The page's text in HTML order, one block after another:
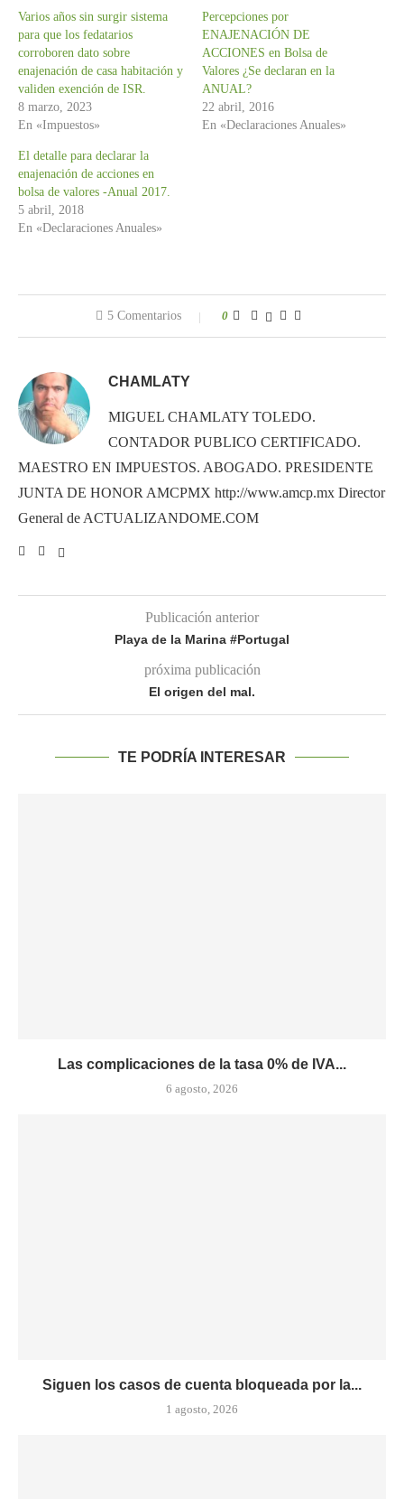
Varios años sin surgir sistema
para que los fedatarios
corroboren dato sobre
enajenación de casa habitación y
validen exención de ISR.
8 marzo, 2023
En «Impuestos»
Percepciones por
ENAJENACIÓN DE
ACCIONES en Bolsa de
Valores ¿Se declaran en la
ANUAL?
22 abril, 2016
En «Declaraciones Anuales»
El detalle para declarar la
enajenación de acciones en
bolsa de valores -Anual 2017.
5 abril, 2018
En «Declaraciones Anuales»
5 Comentarios 0
CHAMLATY
MIGUEL CHAMLATY TOLEDO.
CONTADOR PUBLICO CERTIFICADO.
MAESTRO EN IMPUESTOS. ABOGADO. PRESIDENTE
JUNTA DE HONOR AMCPMX http://www.amcp.mx Director
General de ACTUALIZANDOME.COM
Publicación anterior
Playa de la Marina #Portugal
próxima publicación
El origen del mal.
TE PODRÍA INTERESAR
Las complicaciones de la tasa 0% de IVA...
6 agosto, 2026
Siguen los casos de cuenta bloqueada por la...
1 agosto, 2026